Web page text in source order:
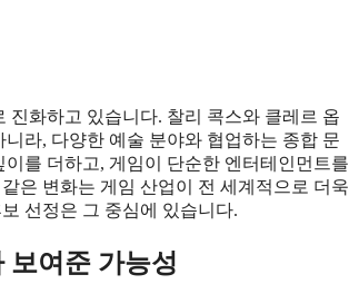
화하고 있습니다. 찰리 콕스와 클레르 옵
라, 다양한 예술 분야와 협업하는 종합 문
를 더하고, 게임이 단순한 엔터테인먼트를
은 변화는 게임 산업이 전 세계적으로 더욱
선정은 그 중심에 있습니다.
보여준 가능성